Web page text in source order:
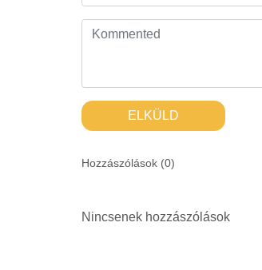
ELKÜLD
Hozzászólások (0)
Nincsenek hozzászólások